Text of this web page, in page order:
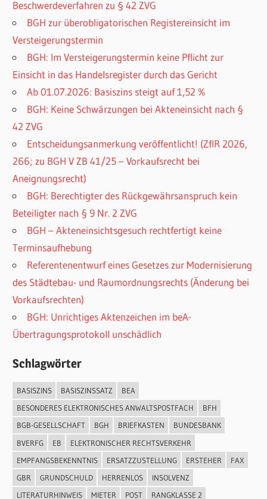
Beschwerdeverfahren zu § 42 ZVG
BGH zur überobligatorischen Registereinsicht im
Versteigerungstermin
BGH: Im Versteigerungstermin keine Pflicht zur
Einsicht in das Handelsregister durch das Gericht
Ab 01.07.2026: Basiszins steigt auf 1,52 %
BGH: Keine Schwärzungen bei Akteneinsicht nach §
42 ZVG
Entscheidungsanmerkung veröffentlicht! (ZfIR 2026,
266; zu BGH V ZB 41/25 – Vorkaufsrecht bei
Aneignungsrecht)
BGH: Berechtigter des Rückgewährsanspruch kein
Beteiligter nach § 9 Nr. 2 ZVG
BGH – Akteneinsichtsgesuch rechtfertigt keine
Terminsaufhebung
Referentenentwurf eines Gesetzes zur Modernisierung
des Städtebau- und Raumordnungsrechts (Änderung bei
Vorkaufsrechten)
BGH: Unrichtiges Aktenzeichen im beA-
Übertragungsprotokoll unschädlich
Schlagwörter
BASISZINS BASISZINSSATZ
BEA
BESONDERES ELEKTRONISCHES ANWALTSPOSTFACH
BFH
BGB-GESELLSCHAFT
BGH BRIEFKASTEN
BUNDESBANK
BVERFG
EB
ELEKTRONISCHER RECHTSVERKEHR
EMPFANGSBEKENNTNIS
ERSATZZUSTELLUNG ERSTEHER
FAX
GBR
GRUNDSCHULD HERRENLOS
INSOLVENZ
LITERATURHINWEIS
MIETER POST RANGKLASSE 2